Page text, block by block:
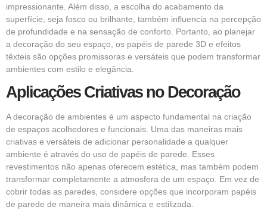
impressionante. Além disso, a escolha do acabamento da
superfície, seja fosco ou brilhante, também influencia na percepção
de profundidade e na sensação de conforto. Portanto, ao planejar
a decoração do seu espaço, os papéis de parede 3D e efeitos
têxteis são opções promissoras e versáteis que podem transformar
ambientes com estilo e elegância.
Aplicações Criativas no Decoração
A decoração de ambientes é um aspecto fundamental na criação
de espaços acolhedores e funcionais. Uma das maneiras mais
criativas e versáteis de adicionar personalidade a qualquer
ambiente é através do uso de papéis de parede. Esses
revestimentos não apenas oferecem estética, mas também podem
transformar completamente a atmosfera de um espaço. Em vez de
cobrir todas as paredes, considere opções que incorporam papéis
de parede de maneira mais dinâmica e estilizada.